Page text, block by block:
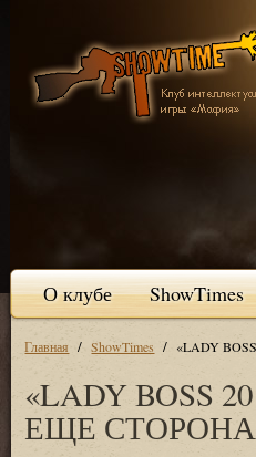
О клубе ShowTimes
Главная / ShowTimes / «LADY
«LADY BOSS
ЕЩЕ